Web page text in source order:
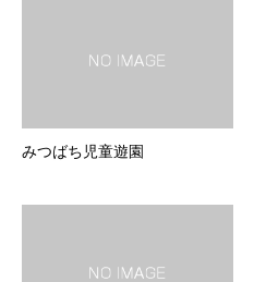
みつばち児童遊園